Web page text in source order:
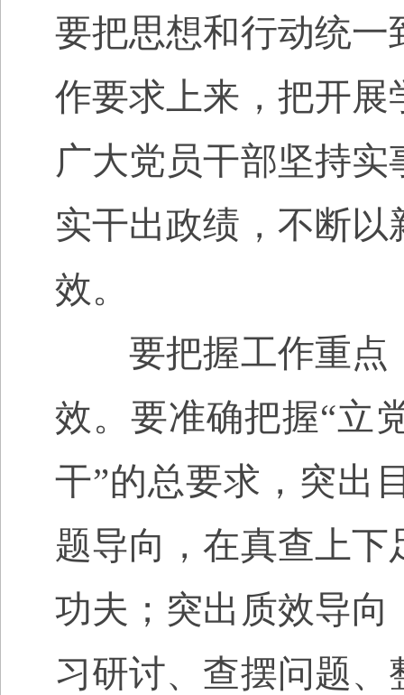
要把思想和行动统
作要求上来，把开
广大党员干部坚持
实干出政绩，不断
效。
要把握工作重点
效。要准确把握“立
干”的总要求，突出
题导向，在真查上
功夫；突出质效导
习研讨、查摆问题